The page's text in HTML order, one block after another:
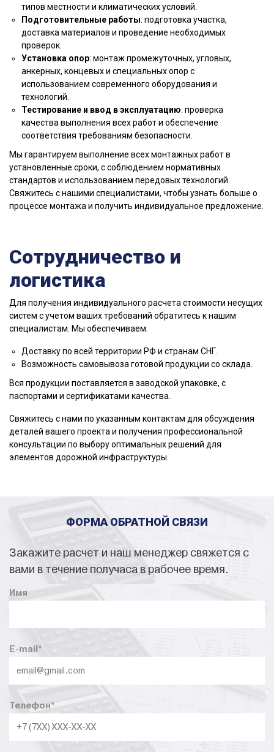
типов местности и климатических условий.
Подготовительные работы: подготовка участка,
доставка материалов и проведение необходимых
проверок.
Установка опор: монтаж промежуточных, угловых,
анкерных, концевых и специальных опор с
использованием современного оборудования и
технологий.
Тестирование и ввод в эксплуатацию: проверка
качества выполнения всех работ и обеспечение
соответствия требованиям безопасности.
Мы гарантируем выполнение всех монтажных работ в
установленные сроки, с соблюдением нормативных
стандартов и использованием передовых технологий.
Свяжитесь с нашими специалистами, чтобы узнать больше о
процессе монтажа и получить индивидуальное предложение.
Сотрудничество и
логистика
Для получения индивидуального расчета стоимости несущих
систем с учетом ваших требований обратитесь к нашим
специалистам. Мы обеспечиваем:
Доставку по всей территории РФ и странам СНГ.
Возможность самовывоза готовой продукции со склада.
Вся продукции поставляется в заводской упаковке, с
паспортами и сертификатами качества.
Свяжитесь с нами по указанным контактам для обсуждения
деталей вашего проекта и получения профессиональной
консультации по выбору оптимальных решений для
элементов дорожной инфраструктуры.
ФОРМА ОБРАТНОЙ СВЯЗИ
Закажите расчет и наш менеджер свяжется с
вами в течение получаса в рабочее время.
Имя
E-mail *
Телефон*